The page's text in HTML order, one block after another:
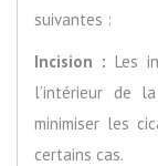
suivantes :
Incision : Les
l’intérieur de
minimiser les
certains cas.